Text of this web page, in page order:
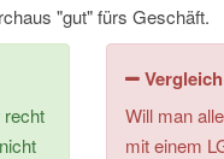
"gut" fürs Geschäft.
recht
Will man
mit einem